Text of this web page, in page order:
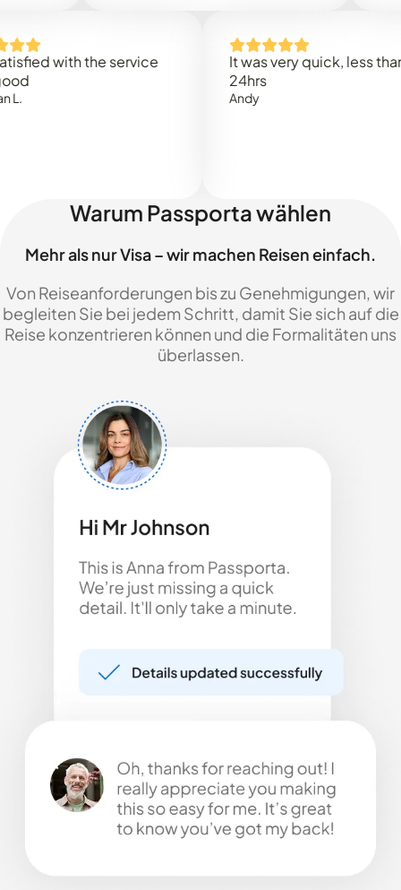
with the service
It was very quick, less than
Warum Passporta wählen
Mehr als nur Visa – wir machen Reisen einfach.
Von Reiseanforderungen bis zu Genehmigungen, wir
begleiten Sie bei jedem Schritt, damit Sie sich auf die
Reise konzentrieren können und die Formalitäten uns
überlassen.